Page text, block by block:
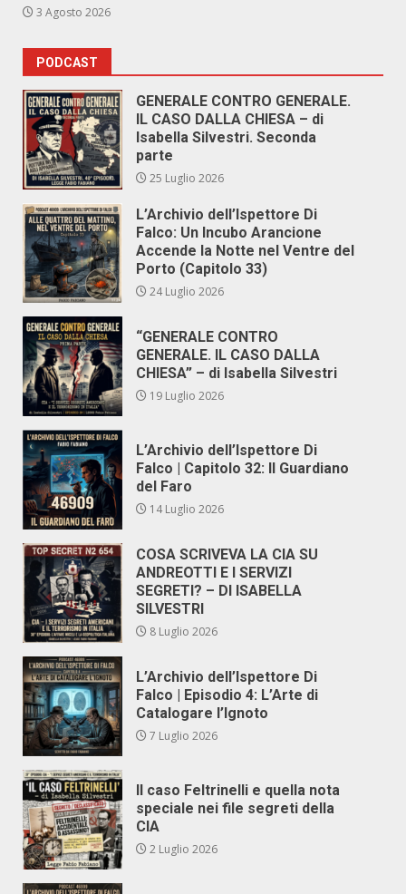
3 Agosto 2026
PODCAST
GENERALE CONTRO GENERALE.
IL CASO DALLA CHIESA – di
Isabella Silvestri. Seconda
parte
25 Luglio 2026
L’Archivio dell’Ispettore Di
Falco: Un Incubo Arancione
Accende la Notte nel Ventre del
Porto (Capitolo 33)
24 Luglio 2026
“GENERALE CONTRO
GENERALE. IL CASO DALLA
CHIESA” – di Isabella Silvestri
19 Luglio 2026
L’Archivio dell’Ispettore Di
Falco | Capitolo 32: Il Guardiano
del Faro
14 Luglio 2026
COSA SCRIVEVA LA CIA SU
ANDREOTTI E I SERVIZI
SEGRETI? – DI ISABELLA
SILVESTRI
8 Luglio 2026
L’Archivio dell’Ispettore Di
Falco | Episodio 4: L’Arte di
Catalogare l’Ignoto
7 Luglio 2026
Il caso Feltrinelli e quella nota
speciale nei file segreti della
CIA
2 Luglio 2026